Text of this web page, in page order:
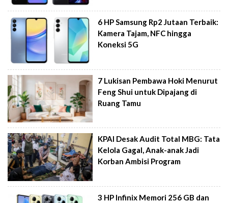
6 HP Samsung Rp2 Jutaan Terbaik:
Kamera Tajam, NFC hingga
Koneksi 5G
7 Lukisan Pembawa Hoki Menurut
Feng Shui untuk Dipajang di
Ruang Tamu
KPAI Desak Audit Total MBG: Tata
Kelola Gagal, Anak-anak Jadi
Korban Ambisi Program
3 HP Infinix Memori 256 GB dan